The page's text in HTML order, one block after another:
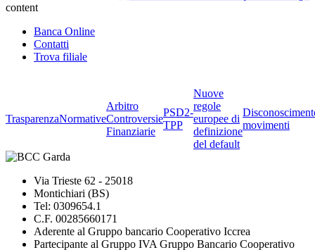
content
Banca Online
Contatti
Trova filiale
TrasparenzaNormative
Arbitro
Controversie
Finanziarie
PSD2-
TPP
Nuove
regole
europee di
definizione
del default
movimenti
Via Trieste 62 - 25018
Montichiari (BS)
Tel: 0309654.1
C.F. 00285660171
Aderente al Gruppo bancario Cooperativo Iccrea
Partecipante al Gruppo IVA Gruppo Bancario Cooperativo